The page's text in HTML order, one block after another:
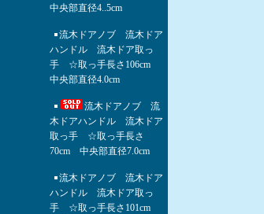
中央部直径4..5cm
流木ドアノブ 流木ドア
ハンドル 流木ドア取っ
手 ☆取っ手長さ106cm
中央部直径4.0cm
流木ドアノブ 流
木ドアハンドル 流木ドア
取っ手 ☆取っ手長さ
70cm 中央部直径7.0cm
流木ドアノブ 流木ドア
ハンドル 流木ドア取っ
手 ☆取っ手長さ101cm